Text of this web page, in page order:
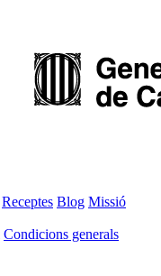
Receptes Blog Missió
Condicions generals